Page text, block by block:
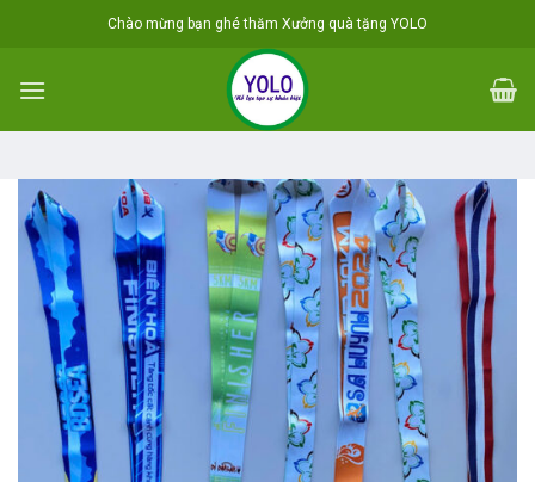
Chào mừng bạn ghé thăm Xưởng quà tặng YOLO